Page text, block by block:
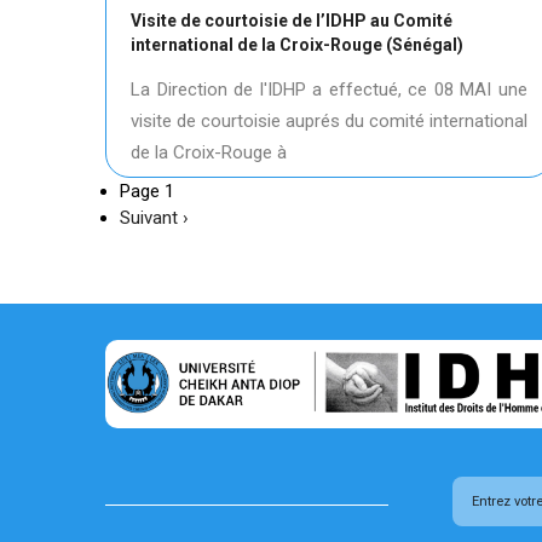
Visite de courtoisie de l’IDHP au Comité
international de la Croix-Rouge (Sénégal)
La Direction de l'IDHP a effectué, ce 08 MAI une
visite de courtoisie auprés du comité international
de la Croix-Rouge à
Page 1
Page
Suivant ›